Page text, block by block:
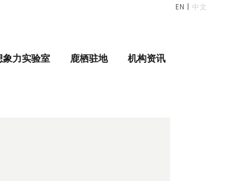
EN | 中文
象力实验室 鹿栖驻地 机构资讯